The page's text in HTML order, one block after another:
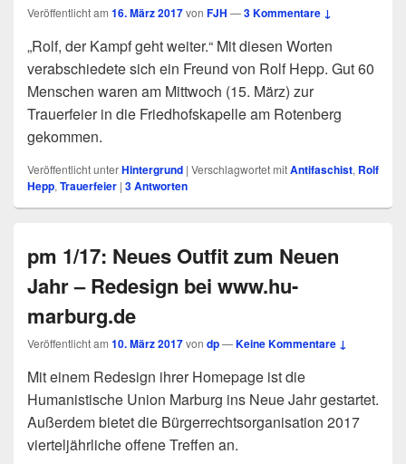
Veröffentlicht am 16. März 2017von FJH —3 Kommentare ↓
„Rolf, der Kampf geht weiter.“ Mit diesen Worten
verabschiedete sich ein Freund von Rolf Hepp. Gut 60
Menschen waren am Mittwoch (15. März) zur
Trauerfeier in die Friedhofskapelle am Rotenberg
gekommen.
Veröffentlicht unterHintergrund | Verschlagwortet mitAntifaschist, Rolf
Hepp, Trauerfeier | 3Antworten
pm 1/17: Neues Outfit zum Neuen
Jahr – Redesign bei www.hu-
marburg.de
Veröffentlicht am 10. März 2017von dp—Keine Kommentare ↓
Mit einem Redesign ihrer Homepage ist die
Humanistische Union Marburg ins Neue Jahr gestartet.
Außerdem bietet die Bürgerrechtsorganisation 2017
vierteljährliche offene Treffen an.